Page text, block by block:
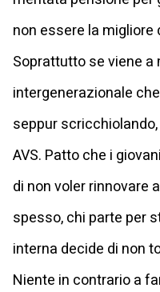
non essere la migliore
Soprattutto se viene
intergenerazionale
seppur
AVS. Patto che i
di non voler rinnovare
spesso, chi parte per
interna decide di non
Niente in contrario a